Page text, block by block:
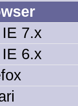
7.x
6.x